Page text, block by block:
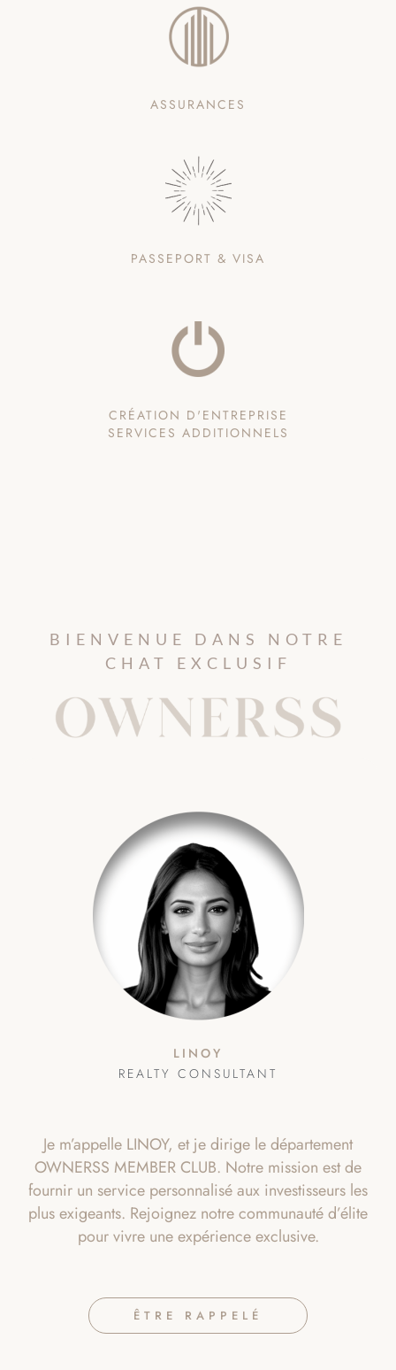
ASSURANCES
PASSEPORT & VISA
CRÉATION D'ENTREPRISE
SERVICES ADDITIONNELS
BIENVENUE DANS NOTRE
CHAT EXCLUSIF
LINOY
REALTY CONSULTANT
Je m’appelle LINOY, et je dirige le département
OWNERSS MEMBER CLUB. Notre mission est de
fournir un service personnalisé aux investisseurs les
plus exigeants. Rejoignez notre communauté d’élite
pour vivre une expérience exclusive.
ÊTRE RAPPELÉ